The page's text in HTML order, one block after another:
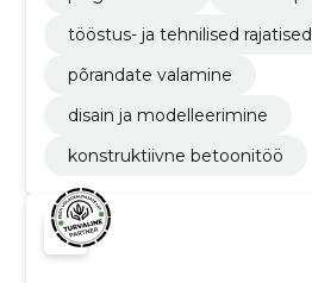
tööstus- ja tehnilised rajatised
põrandate valamine
disain ja modelleerimine
konstruktiivne betoonitöö